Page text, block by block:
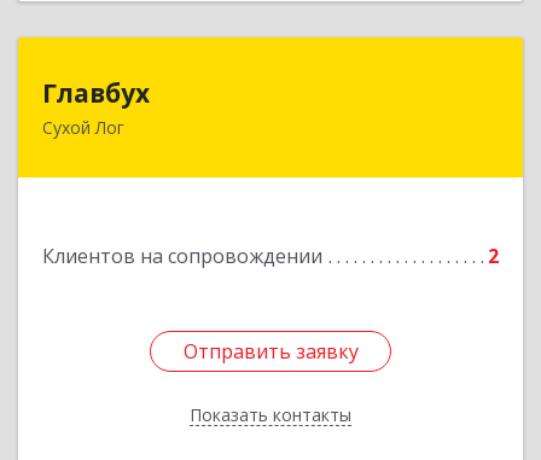
Главбух
Сухой Лог
Клиентов на сопровождении 2
Отправить заявку
Показать контакты
Отправить заявку
Назад